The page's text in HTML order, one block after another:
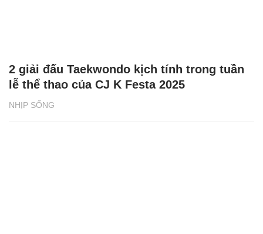
NHỊP SỐNG
2 giải đấu Taekwondo kịch tính trong tuần
lễ thể thao của CJ K Festa 2025